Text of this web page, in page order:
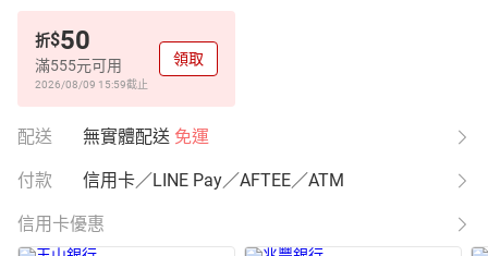
折$50
滿555元可用
2026/08/09 15:59截止
領取
配送 無實體配送 免運
付款 信用卡／LINE Pay／AFTEE／ATM
信用卡優惠